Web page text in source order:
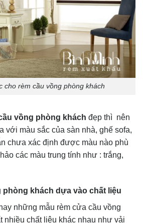
cho rèm cầu vồng phòng khách
vồng phòng khách đẹp thì nên
với màu sắc của sàn nhà, ghế sofa,
chưa xác định được màu nào phù
các màu trung tính như : trắng,
phòng khách dựa vào chất liệu
những mẫu rèm cửa cầu vồng
nhiều chất liệu khác nhau như vải